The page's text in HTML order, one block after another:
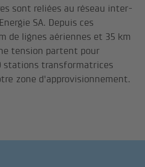
sont reliées au réseau inter-
SA. Depuis ces
de lignes aériennes et 35 km
tension partent pour
stations transformatrices
zone d'approvisionnement.